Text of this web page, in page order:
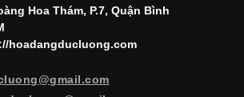
h
Hoa Thám, P.7, Quận Bình
hoadangducluong.com